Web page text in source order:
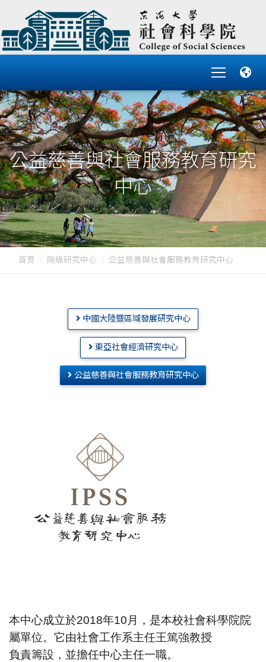
公益慈善與社會服務教育研究
中心
首頁 院級研究中心 公益慈善與社會服務教育研究中心
中國大陸暨區域發展研究中心
東亞社會經濟研究中心
公益慈善與社會服務教育研究中心
本中心成立於2018年10月，是本校社會科學院院
屬單位。它由社會工作系主任王篤強教授
負責籌設，並擔任中心主任一職。